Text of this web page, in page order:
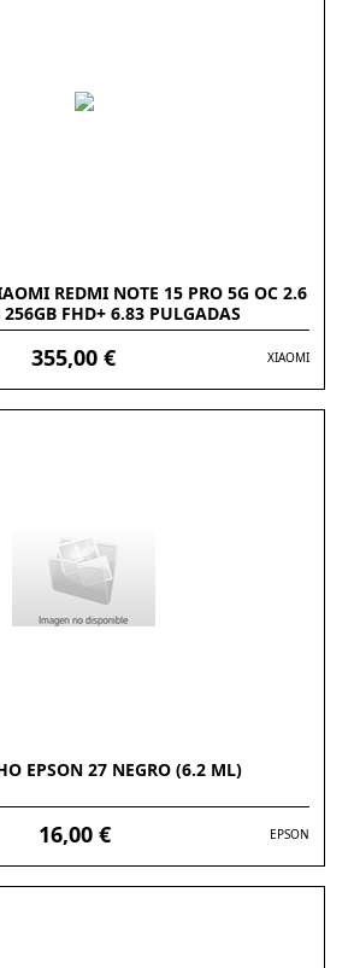
REDMI NOTE 15 PRO 5G OC 2.6
256GB FHD+ 6.83 PULGADAS
355,00 € XIAOMI
EPSON 27 NEGRO (6.2 ML)
16,00 € EPSON